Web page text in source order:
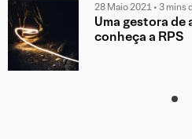
28 Maio 2021 • 3 mins
Uma gestora de
conheça a RPS